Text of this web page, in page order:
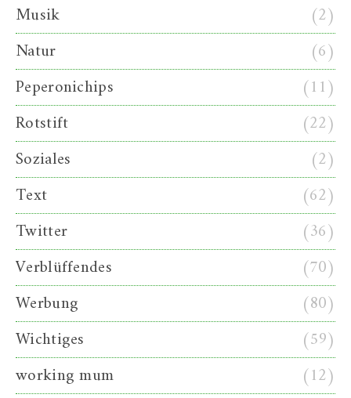
Musik
(2)
Natur
(6)
Peperonichips
(11)
Rotstift
(22)
Soziales
(2)
Text
(62)
Twitter
(36)
Verblüffendes
(70)
Werbung
(80)
Wichtiges
(59)
working mum
(12)